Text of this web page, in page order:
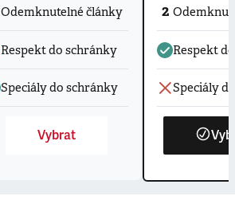
Odemknutelné články
Respekt do schránky
Speciály do schránky
Vybrat
2
Respekt
Speciály